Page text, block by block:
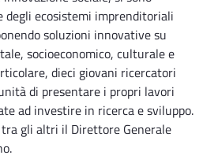
ecosistemi imprenditoriali
soluzioni innovative su
socioeconomico, culturale e
dieci giovani ricercatori
di presentare i propri lavori
ad investire in ricerca e sviluppo.
gli altri il Direttore Generale